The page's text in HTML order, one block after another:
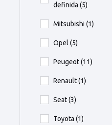
definida (5)
Mitsubishi (1)
Opel (5)
Peugeot(11)
Renault(1)
Seat(3)
Toyota (1)